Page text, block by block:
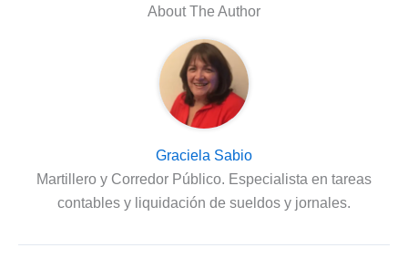
About The Author
Graciela Sabio
Martillero y Corredor Público. Especialista en tareas
contables y liquidación de sueldos y jornales.